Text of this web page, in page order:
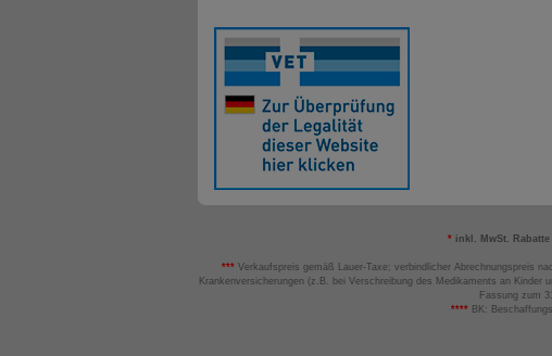
* inkl. MwSt.
*** Verkaufspreis gemäß Lauer-Taxe; verbindlicher Abrechnungspreis
Krankenversicherungen (z.B. bei Verschreibung des Medikaments an
Fassung zum
**** BK: